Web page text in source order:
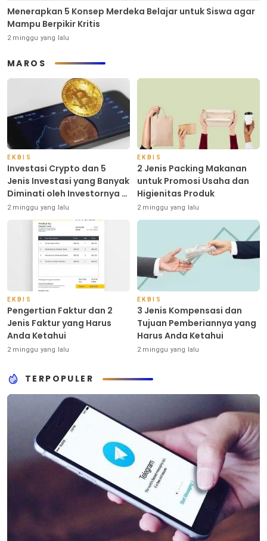
Menerapkan 5 Konsep Merdeka Belajar untuk Siswa agar
Mampu Berpikir Kritis
2 minggu yang lalu
MAROS
EKBIS
Investasi Crypto dan 5
Jenis Investasi yang Banyak
Diminati oleh Investornya di
Indonesia
2 minggu yang lalu
EKBIS
2 Jenis Packing Makanan
untuk Promosi Usaha dan
Higienitas Produk
2 minggu yang lalu
EKBIS
Pengertian Faktur dan 2
Jenis Faktur yang Harus
Anda Ketahui
2 minggu yang lalu
EKBIS
3 Jenis Kompensasi dan
Tujuan Pemberiannya yang
Harus Anda Ketahui
2 minggu yang lalu
TERPOPULER